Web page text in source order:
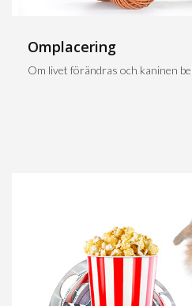
Omplacering
Om livet förändras och kaninen